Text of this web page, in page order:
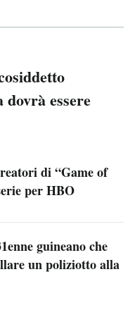
dovrà essere
di “Game of
per HBO
guineano che
un poliziotto alla